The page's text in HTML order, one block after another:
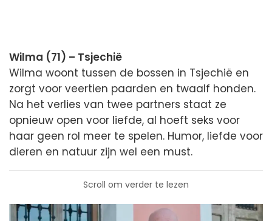
Wilma (71) – Tsjechië
Wilma woont tussen de bossen in Tsjechië en
zorgt voor veertien paarden en twaalf honden.
Na het verlies van twee partners staat ze
opnieuw open voor liefde, al hoeft seks voor
haar geen rol meer te spelen. Humor, liefde voor
dieren en natuur zijn wel een must.
Scroll om verder te lezen